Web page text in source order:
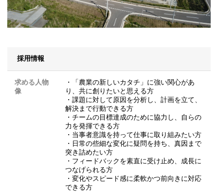
採用情報
求める人物
像
・「農業の新しいカタチ」に強い関心があ
り、共に創りたいと思える方
・課題に対して原因を分析し、計画を立て、
解決まで行動できる方
・チームの目標達成のために協力し、自らの
力を発揮できる方
・当事者意識を持って仕事に取り組みたい方
・日常の些細な変化に疑問を持ち、真因まで
突き詰めたい方
・フィードバックを素直に受け止め、成長に
つなげられる方
・変化やスピード感に柔軟かつ前向きに対応
できる方